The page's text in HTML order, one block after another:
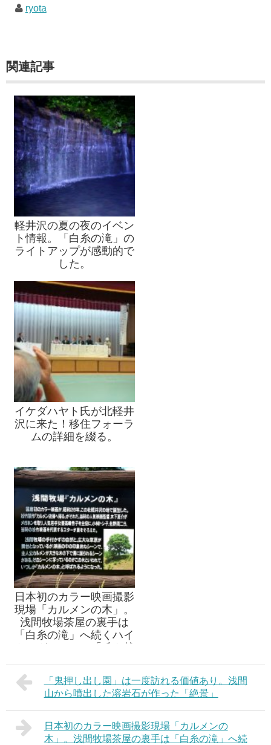
ryota
関連記事
軽井沢の夏の夜のイベン
ト情報。「白糸の滝」の
ライトアップが感動的で
した。
イケダハヤト氏が北軽井
沢に来た！移住フォーラ
ムの詳細を綴る。
日本初のカラー映画撮影
現場「カルメンの木」。
浅間牧場茶屋の裏手は
「白糸の滝」へ続くハイ
「鬼押し出し園」は一度訪れる価値あり。浅間
山から噴出した溶岩石が作った「絶景」
日本初のカラー映画撮影現場「カルメンの
木」。浅間牧場茶屋の裏手は「白糸の滝」へ続